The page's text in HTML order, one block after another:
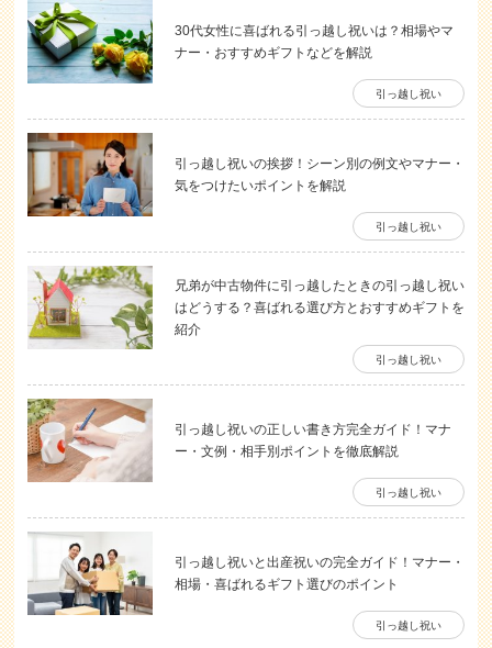
30代女性に喜ばれる引っ越し祝いは？相場やマ
ナー・おすすめギフトなどを解説
引っ越し祝い
引っ越し祝いの挨拶！シーン別の例文やマナー・
気をつけたいポイントを解説
引っ越し祝い
兄弟が中古物件に引っ越したときの引っ越し祝い
はどうする？喜ばれる選び方とおすすめギフトを
紹介
引っ越し祝い
引っ越し祝いの正しい書き方完全ガイド！マナ
ー・文例・相手別ポイントを徹底解説
引っ越し祝い
引っ越し祝いと出産祝いの完全ガイド！マナー・
相場・喜ばれるギフト選びのポイント
引っ越し祝い